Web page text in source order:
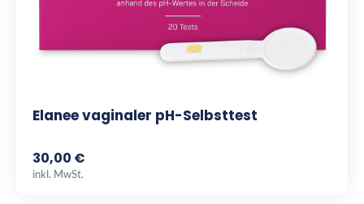
Elanee vaginaler pH-Selbsttest
30,00 €
inkl. MwSt.